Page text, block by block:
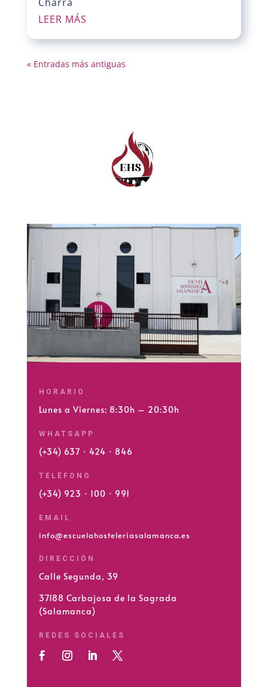
LEER MÁS
« Entradas más antiguas
HORARIO
Lunes a Viernes: 8:30h – 20:30h
WHATSAPP
(+34) 637 · 424 · 846
TELÉFONO
(+34) 923 · 100 · 991
EMAIL
info@escuelahosteleriasalamanca.es
DIRECCIÓN
Calle Segunda, 39
37188 Carbajosa de la Sagrada
(Salamanca)
REDES SOCIALES